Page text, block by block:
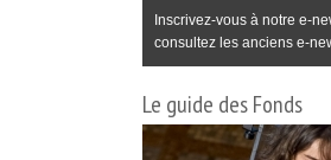
Inscrivez-vous à notre e-
consultez les anciens e-
Le guide des Fonds